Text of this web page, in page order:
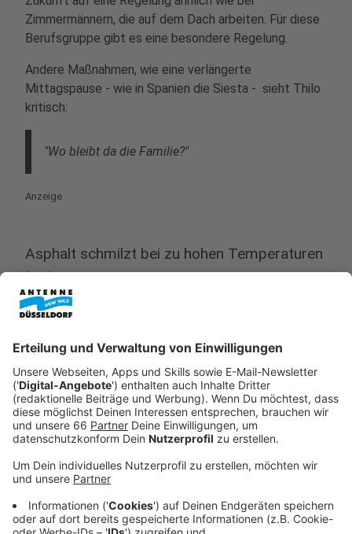
Zimmermännern, die auf dem Dach arbeiten. Für diese
Berufsgruppe gibt es eine besondere Regelung.
Andere Maßnahmen, wie eine verlängerte
Mittagspause - wie in Spanien die Siesta - sieht Thilo
kritisch:
"Wo bleibt da die Familie?"
Anzeige
Asphalt schmilzt bei zu hohen Temperaturen
Anzeige
Zukunft zukommen könnte: Die extremen
Oberflächentemperaturen, die sich während
Hitzewellen auf dem oftmals schwarzen Asphalt
bilden können. Denn das Baumaterial wird bei Hitze
weich. Das bedeutet, es bilden sich schneller
Spurrillen - gerade wenn die Last großer LKW im Stau
auf die aufgeheizte Fahrbahn drückt.